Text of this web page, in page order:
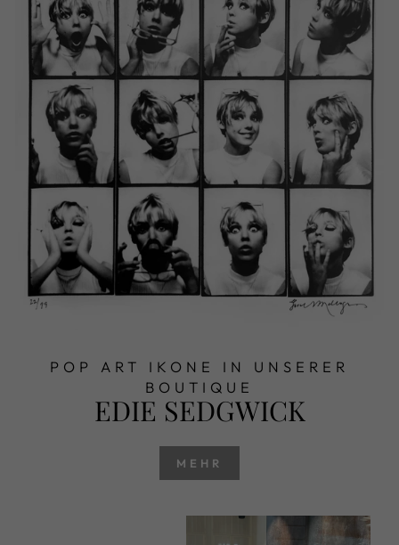
POP ART IKONE IN UNSERER
BOUTIQUE
EDIE SEDGWICK
MEHR